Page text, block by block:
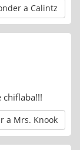
a Calintz
chiflaba!!!
a Mrs. Knook